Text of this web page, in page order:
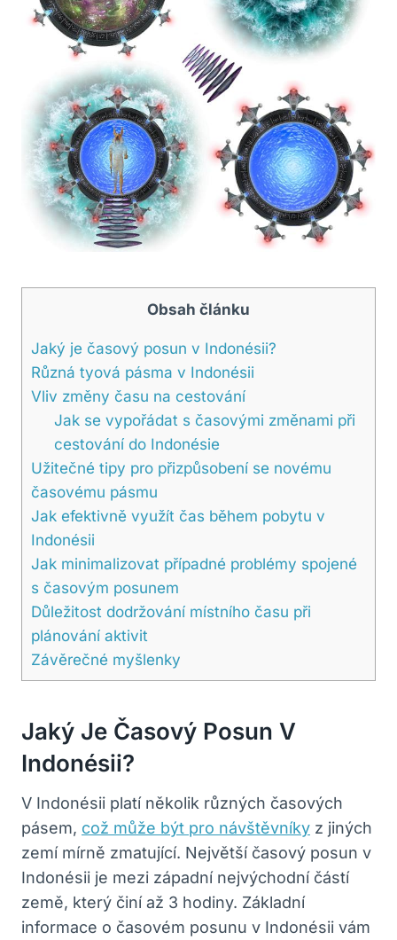
Obsah článku
Jaký je časový posun v Indonésii?
Různá tyová pásma⁢ v Indonésii
Vliv změny času ⁢na cestování
Jak se vypořádat ⁢s časovými změnami při
cestování do⁣ Indonésie
Užitečné tipy pro přizpůsobení⁣ se novému
časovému pásmu
Jak ⁤efektivně využít ​čas během pobytu v​
Indonésii
Jak minimalizovat případné ⁢problémy‍ spojené
s​ časovým⁣ posunem
Důležitost dodržování místního⁤ času při
plánování aktivit
Závěrečné myšlenky
Jaký Je Časový Posun V
Indonésii?
V ⁢Indonésii‍ platí několik různých časových
pásem, což může být pro návštěvníky z jiných‌
zemí mírně zmatující. Největší časový posun v
Indonésii je mezi západní nejvýchodní částí⁤
země, ⁣který činí až 3 ‍hodiny. Základní
informace‍ o časovém posunu v Indonésii vám